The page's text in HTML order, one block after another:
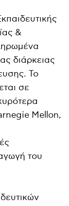
&
διάρκειας
Το
σε
Mellon,
του